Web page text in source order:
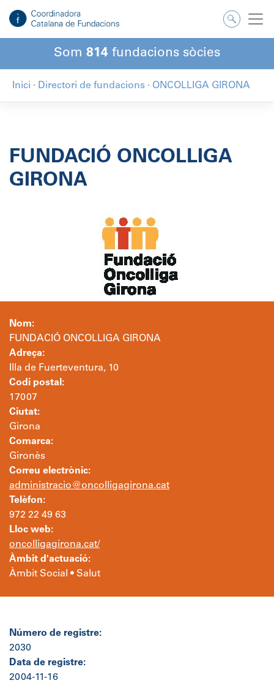
contingut
Som 814 fundacions sòcies
Inici · Directori de fundacions · ONCOLLIGA GIRONA
FUNDACIÓ ONCOLLIGA
GIRONA
Nom:
FUNDACIÓ ONCOLLIGA GIRONA
Adreça:
Illa de Fuerteventura, 10
Codi postal:
17007
Ciutat:
Girona
Comarca:
Gironès
Correu electrònic:
administracio@oncolligagirona.cat
Telèfon:
972 22 49 63
Lloc web:
oncolligagirona.cat/
Àmbit d'actuació:
Àmbit Social • Salut
Número de registre:
2030
Data de registre:
2004-11-16